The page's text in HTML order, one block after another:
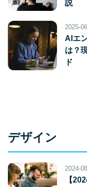
説
2025-
AIエ
は？
ド
デザイン
2024-
【